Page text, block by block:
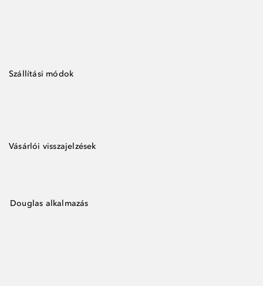
Szállítási módok
Vásárlói visszajelzések
Douglas alkalmazás